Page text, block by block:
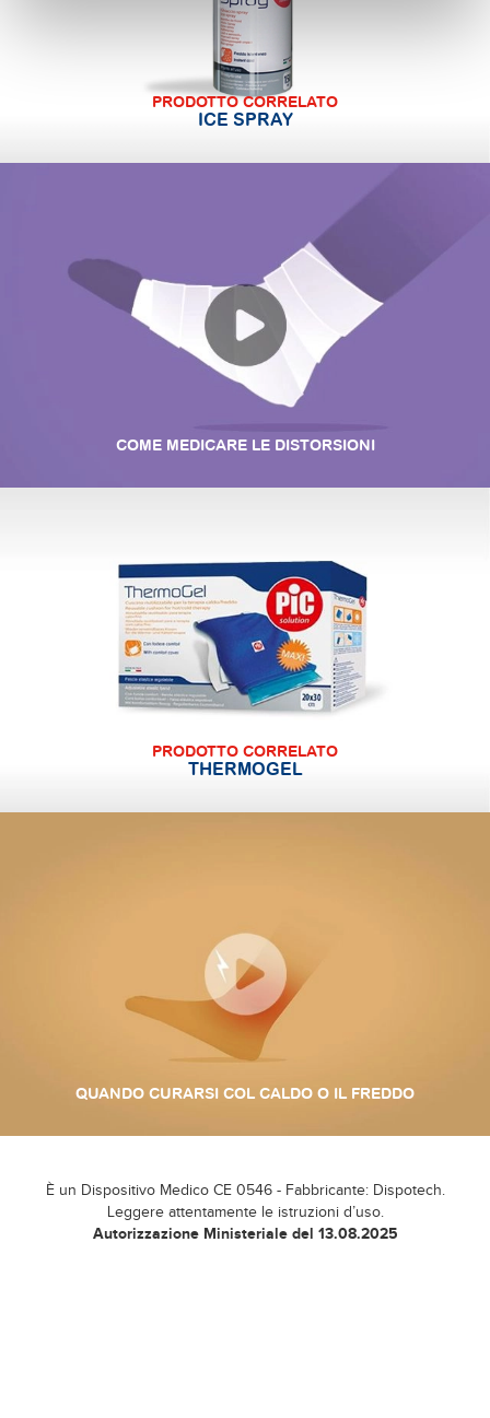
PRODOTTO CORRELATO
ICE SPRAY
COME MEDICARE LE DISTORSIONI
PRODOTTO CORRELATO
THERMOGEL
QUANDO CURARSI COL CALDO O IL FREDDO
È un Dispositivo Medico CE 0546 - Fabbricante: Dispotech.
Leggere attentamente le istruzioni d’uso.
Autorizzazione Ministeriale del 13.08.2025